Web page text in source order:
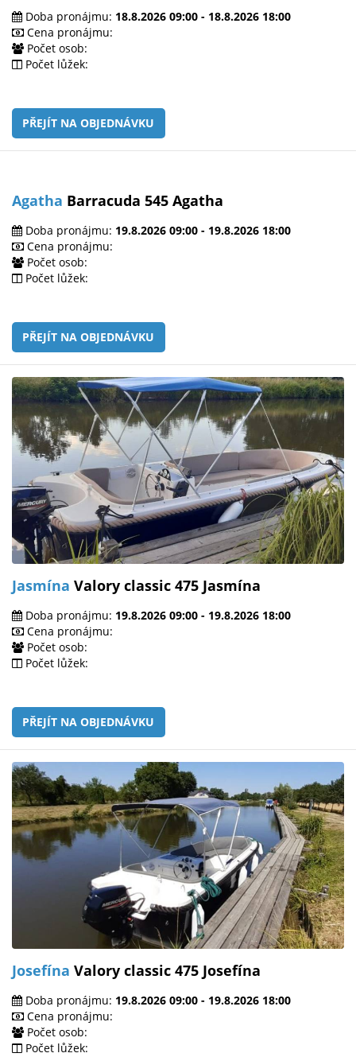
Doba pronájmu: 18.8.2026 09:00 - 18.8.2026 18:00
Cena pronájmu:
Počet osob:
Počet lůžek:
PŘEJÍT NA OBJEDNÁVKU
Agatha Barracuda 545 Agatha
Doba pronájmu: 19.8.2026 09:00 - 19.8.2026 18:00
Cena pronájmu:
Počet osob:
Počet lůžek:
PŘEJÍT NA OBJEDNÁVKU
Jasmína Valory classic 475 Jasmína
Doba pronájmu: 19.8.2026 09:00 - 19.8.2026 18:00
Cena pronájmu:
Počet osob:
Počet lůžek:
PŘEJÍT NA OBJEDNÁVKU
Josefína Valory classic 475 Josefína
Doba pronájmu: 19.8.2026 09:00 - 19.8.2026 18:00
Cena pronájmu:
Počet osob:
Počet lůžek: